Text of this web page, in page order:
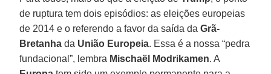
de ruptura tem dois episódios: as eleições europeias
de 2014 e o referendo a favor da saída daGrã-
Bretanha da União Europeia. Essa é a nossa “pedra
fundacional”, lembra Mischaël Modrikamen. A